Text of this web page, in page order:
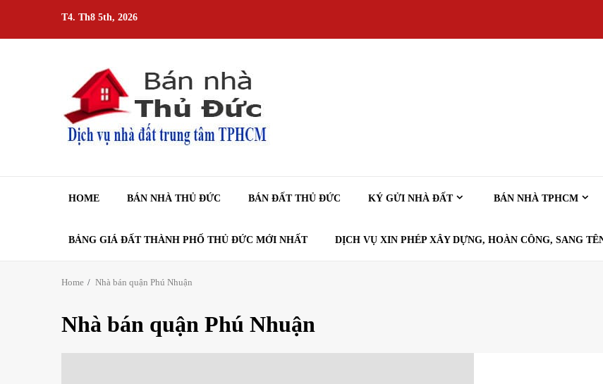
content
T4. Th8 5th, 2026
HOME BÁN NHÀ THỦ ĐỨC BÁN ĐẤT THỦ ĐỨC KÝ GỬI NHÀ ĐẤT BÁN NHÀ TPHCM
BẢNG GIÁ ĐẤT THÀNH PHỐ THỦ ĐỨC MỚI NHẤT DỊCH VỤ XIN PHÉP XÂY DỰNG, HOÀN CÔNG, SANG
Home Nhà bán quận Phú Nhuận
Nhà bán quận Phú Nhuận